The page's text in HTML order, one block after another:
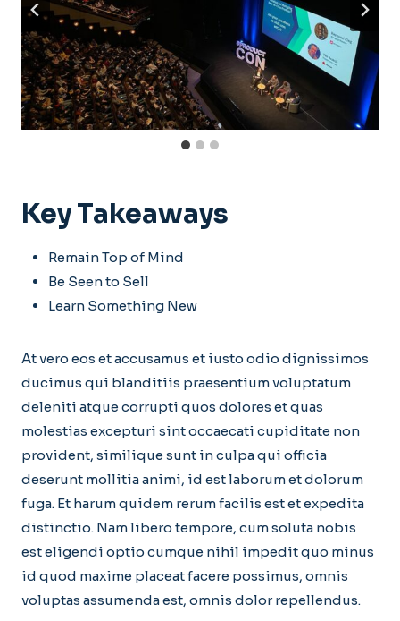
Key Takeaways
Remain Top of Mind
Be Seen to Sell
Learn Something New
At vero eos et accusamus et iusto odio dignissimos
ducimus qui blanditiis praesentium voluptatum
deleniti atque corrupti quos dolores et quas
molestias excepturi sint occaecati cupiditate non
provident, similique sunt in culpa qui officia
deserunt mollitia animi, id est laborum et dolorum
fuga. Et harum quidem rerum facilis est et expedita
distinctio. Nam libero tempore, cum soluta nobis
est eligendi optio cumque nihil impedit quo minus
id quod maxime placeat facere possimus, omnis
voluptas assumenda est, omnis dolor repellendus.